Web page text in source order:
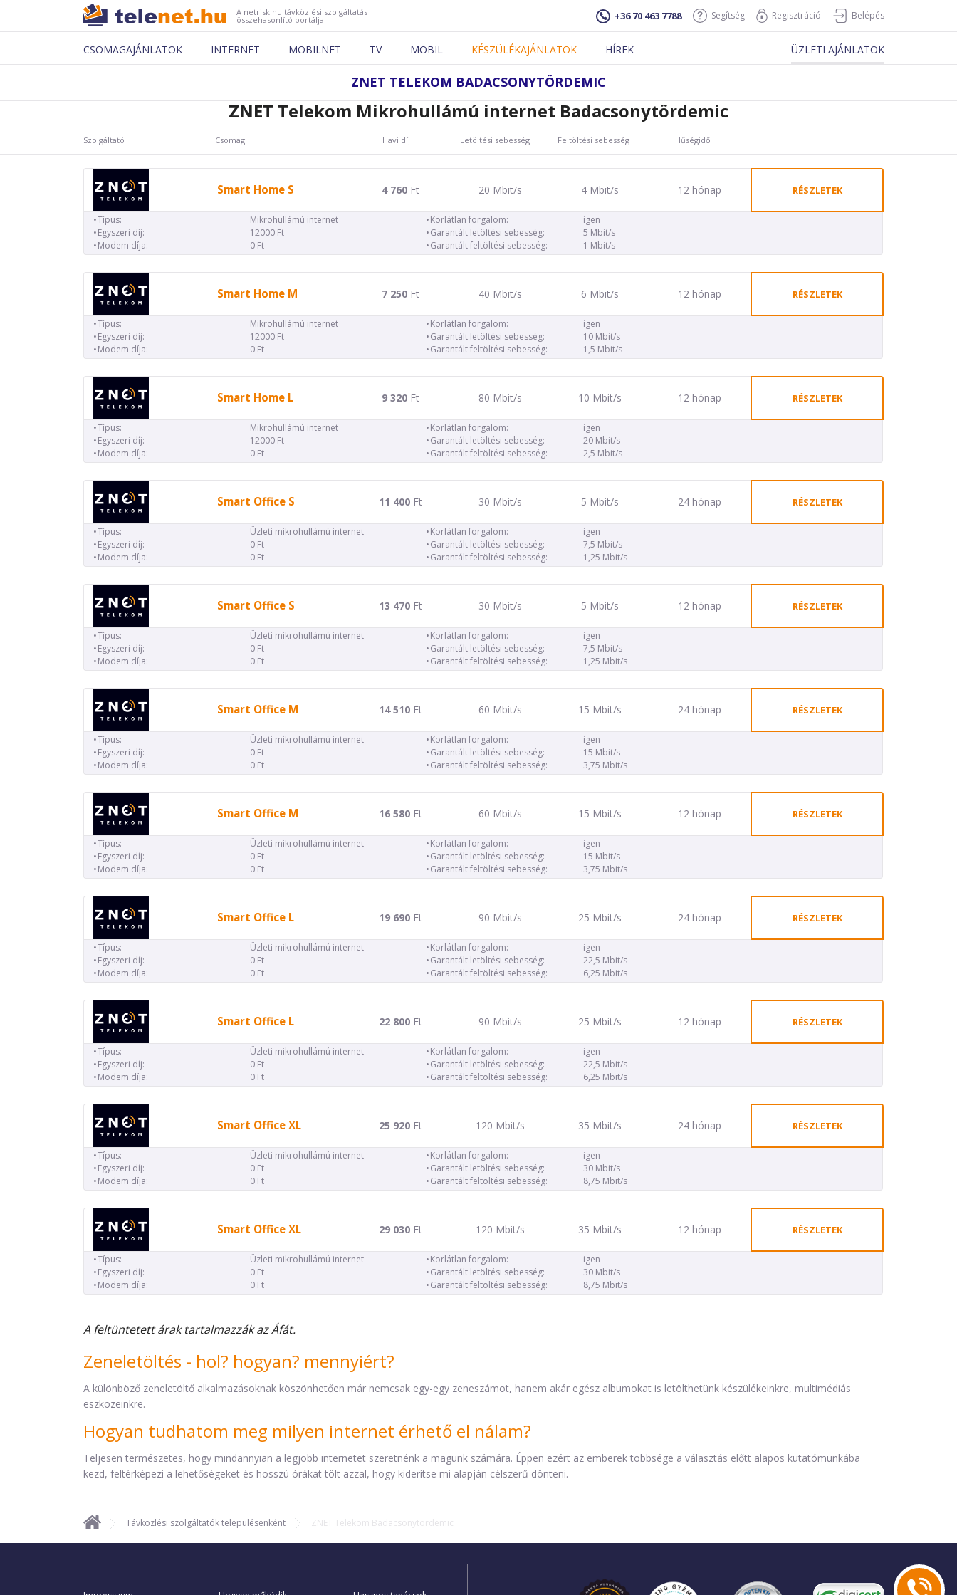
A netrisk.hu távközlési szolgáltatás
összehasonlító portálja +36 70 463 7788 Segítség Regisztráció Belépés
CSOMAGAJÁNLATOK INTERNET MOBILNET TV MOBIL KÉSZÜLÉKAJÁNLATOK HÍREK ÜZLETI AJÁNLATOK
ZNET TELEKOM BADACSONYTÖRDEMIC
ZNET Telekom Mikrohullámú internet Badacsonytördemic
Szolgáltató Csomag Havi díj Letöltési sebesség Feltöltési sebesség Hűségidő
Smart Home S 4 760Ft 20 Mbit/s 4 Mbit/s 12 hónap RÉSZLETEK
Típus:
Mikrohullámú internet
Egyszeri díj:
12000 Ft
Modem díja:
0 Ft
Korlátlan forgalom:
igen
Garantált letöltési sebesség:
5 Mbit/s
Garantált feltöltési sebesség:
1 Mbit/s
Smart Home M 7 250Ft 40 Mbit/s 6 Mbit/s 12 hónap RÉSZLETEK
Típus:
Mikrohullámú internet
Egyszeri díj:
12000 Ft
Modem díja:
0 Ft
Korlátlan forgalom:
igen
Garantált letöltési sebesség:
10 Mbit/s
Garantált feltöltési sebesség:
1,5 Mbit/s
Smart Home L 9 320Ft 80 Mbit/s 10 Mbit/s 12 hónap RÉSZLETEK
Típus:
Mikrohullámú internet
Egyszeri díj:
12000 Ft
Modem díja:
0 Ft
Korlátlan forgalom:
igen
Garantált letöltési sebesség:
20 Mbit/s
Garantált feltöltési sebesség:
2,5 Mbit/s
Smart Office S 11 400Ft 30 Mbit/s 5 Mbit/s 24 hónap RÉSZLETEK
Típus:
Üzleti mikrohullámú internet
Egyszeri díj:
0 Ft
Modem díja:
0 Ft
Korlátlan forgalom:
igen
Garantált letöltési sebesség:
7,5 Mbit/s
Garantált feltöltési sebesség:
1,25 Mbit/s
Smart Office S 13 470Ft 30 Mbit/s 5 Mbit/s 12 hónap RÉSZLETEK
Típus:
Üzleti mikrohullámú internet
Egyszeri díj:
0 Ft
Modem díja:
0 Ft
Korlátlan forgalom:
igen
Garantált letöltési sebesség:
7,5 Mbit/s
Garantált feltöltési sebesség:
1,25 Mbit/s
Smart Office M 14 510Ft 60 Mbit/s 15 Mbit/s 24 hónap RÉSZLETEK
Típus:
Üzleti mikrohullámú internet
Egyszeri díj:
0 Ft
Modem díja:
0 Ft
Korlátlan forgalom:
igen
Garantált letöltési sebesség:
15 Mbit/s
Garantált feltöltési sebesség:
3,75 Mbit/s
Smart Office M 16 580Ft 60 Mbit/s 15 Mbit/s 12 hónap RÉSZLETEK
Típus:
Üzleti mikrohullámú internet
Egyszeri díj:
0 Ft
Modem díja:
0 Ft
Korlátlan forgalom:
igen
Garantált letöltési sebesség:
15 Mbit/s
Garantált feltöltési sebesség:
3,75 Mbit/s
Smart Office L 19 690Ft 90 Mbit/s 25 Mbit/s 24 hónap RÉSZLETEK
Típus:
Üzleti mikrohullámú internet
Egyszeri díj:
0 Ft
Modem díja:
0 Ft
Korlátlan forgalom:
igen
Garantált letöltési sebesség:
22,5 Mbit/s
Garantált feltöltési sebesség:
6,25 Mbit/s
Smart Office L 22 800Ft 90 Mbit/s 25 Mbit/s 12 hónap RÉSZLETEK
Típus:
Üzleti mikrohullámú internet
Egyszeri díj:
0 Ft
Modem díja:
0 Ft
Korlátlan forgalom:
igen
Garantált letöltési sebesség:
22,5 Mbit/s
Garantált feltöltési sebesség:
6,25 Mbit/s
Smart Office XL 25 920Ft 120 Mbit/s 35 Mbit/s 24 hónap RÉSZLETEK
Típus:
Üzleti mikrohullámú internet
Egyszeri díj:
0 Ft
Modem díja:
0 Ft
Korlátlan forgalom:
igen
Garantált letöltési sebesség:
30 Mbit/s
Garantált feltöltési sebesség:
8,75 Mbit/s
Smart Office XL 29 030Ft 120 Mbit/s 35 Mbit/s 12 hónap RÉSZLETEK
Típus:
Üzleti mikrohullámú internet
Egyszeri díj:
0 Ft
Modem díja:
0 Ft
Korlátlan forgalom:
igen
Garantált letöltési sebesség:
30 Mbit/s
Garantált feltöltési sebesség:
8,75 Mbit/s
A feltüntetett árak tartalmazzák az Áfát.
Zeneletöltés - hol? hogyan? mennyiért?
A különböző zeneletöltő alkalmazásoknak köszönhetően már nemcsak egy-egy zeneszámot, hanem akár egész albumokat is letölthetünk készülékeinkre, multimédiás
eszközeinkre.
Hogyan tudhatom meg milyen internet érhető el nálam?
Teljesen természetes, hogy mindannyian a legjobb internetet szeretnénk a magunk számára. Éppen ezért az emberek többsége a választás előtt alapos kutatómunkába
kezd, feltérképezi a lehetőségeket és hosszú órákat tölt azzal, hogy kiderítse mi alapján célszerű dönteni.
Távközlési szolgáltatók településenként ZNET Telekom Badacsonytördemic